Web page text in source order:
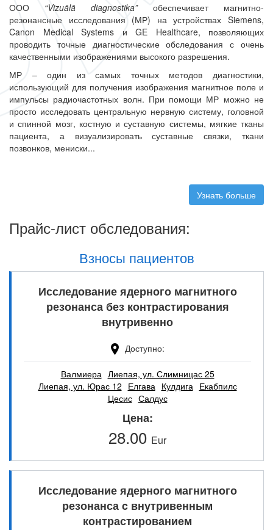
ООО “Vizuālā diagnostika”обеспечивает магнитно-
резонансные исследования (МР) на устройствах Siemens,
Canon Medical Systems и GE Healthcare, позволяющих
проводить точные диагностические обследования с очень
качественными изображениями высокого разрешения.
МР – один из самых точных методов диагностики,
использующий для получения изображения магнитное поле и
импульсы радиочастотных волн. При помощи МР можно не
просто исследовать центральную нервную систему, головной
и спинной мозг, костную и суставную системы, мягкие тканы
пациента, а визуализировать суставные связки, ткани
позвонков, мениски...
Узнать больше
Прайс-лист обследования:
Взносы пациентов
Исследование ядерного магнитного
резонанса без контрастирования
внутривенно
Доступно
Валмиера Лиепая, ул. Слимницас 25
Лиепая, ул. Юрас 12 Елгава Кулдига Екабпилс
Цесис Салдус
Цена
28.00 Eur
Исследование ядерного магнитного
резонанса c внутривенным
контрастированием